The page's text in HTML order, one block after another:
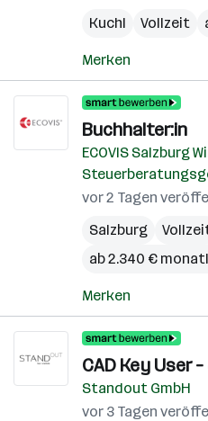
Kuchl
Vollzeit
Merken
Buchhalter:in
ECOVIS Salzburg
vor 2 Tagen
Salzburg
ab 2.340 €
Merken
CAD Key User
Standout GmbH
vor 3 Tagen